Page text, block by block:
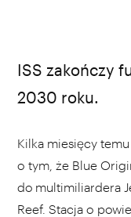
ISS zakończy
2030 roku.
Kilka miesięcy temu
o tym, że Blue
do multimiliardera
Reef. Stacja o